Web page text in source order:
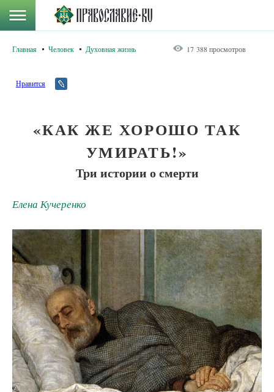
Главная Человек Духовная жизнь 17 388 просмотров
Нравится
«КАК ЖЕ ХОРОШО ТАК
УМИРАТЬ!»
Три истории о смерти
Елена Кучеренко